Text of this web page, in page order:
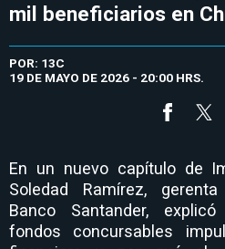
mil beneficiarios en
POR: 13C
19 DE MAYO DE 2026 - 20:00 HRS.
En un nuevo capítulo de
Soledad Ramírez,
Banco Santander,
fondos concursables